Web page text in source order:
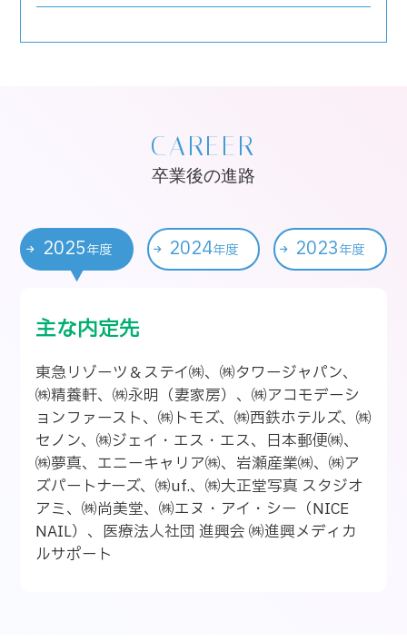
CAREER
卒業後の進路
2025年度 2024年度 2023年度
主な内定先
東急リゾーツ＆ステイ㈱、㈱タワージャパン、
㈱精養軒、㈱永明（妻家房）、㈱アコモデーシ
ョンファースト、㈱トモズ、㈱西鉄ホテルズ、㈱
セノン、㈱ジェイ・エス・エス、日本郵便㈱、
㈱夢真、エニーキャリア㈱、岩瀬産業㈱、㈱ア
ズパートナーズ、㈱uf.、㈱大正堂写真 スタジオ
アミ、㈱尚美堂、㈱エヌ・アイ・シー（NICE
NAIL）、医療法人社団 進興会 ㈱進興メディカ
ルサポート